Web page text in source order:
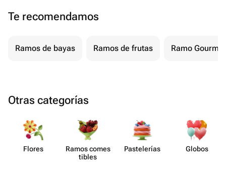
Te recomendamos
Ramos de bayas Ramos de frutas Ramo Gourmet
Otras categorías
Flores
Ramos comes​
tibles
Paste​lerías Globos